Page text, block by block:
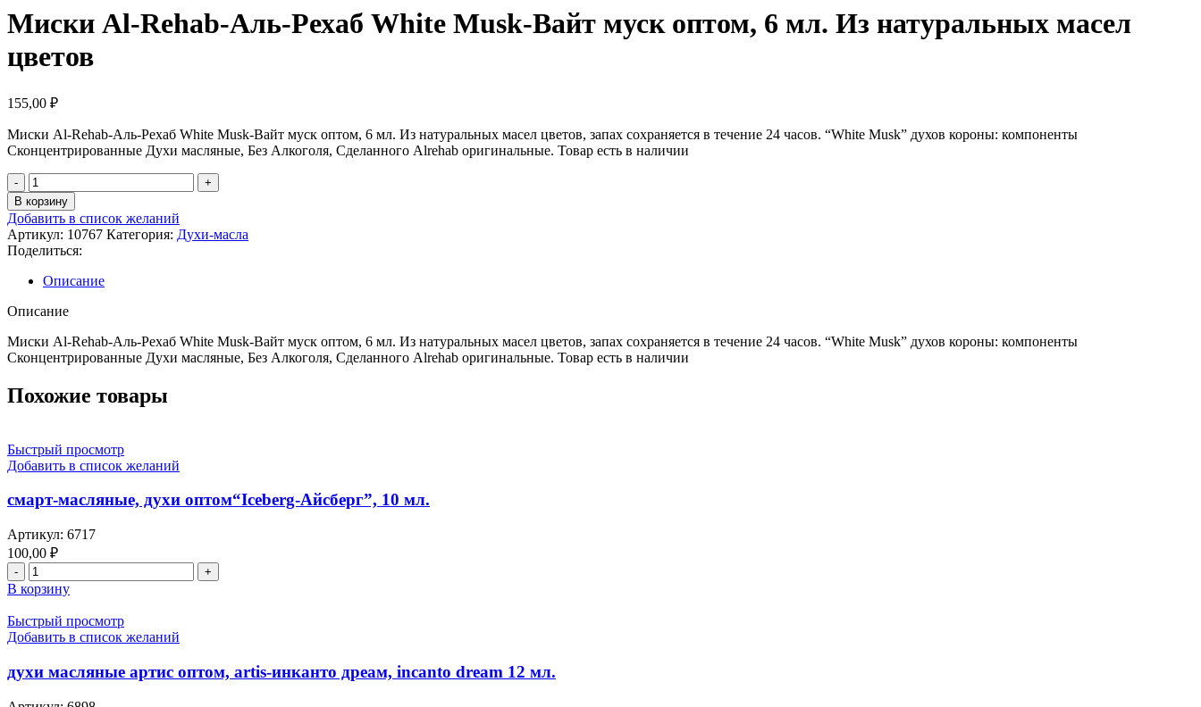
Миски Al-Rehab-Аль-Рехаб White Musk-Вайт муск оптом, 6 мл. Из натуральных масел
цветов
155,00 ₽
Миски Al-Rehab-Аль-Рехаб White Musk-Вайт муск оптом, 6 мл. Из натуральных масел цветов, запах сохраняется в течение 24 часов. “White Musk” духов короны: компоненты
Сконцентрированные Духи масляные, Без Алкоголя, Сделанного Alrehab оригинальные. Товар есть в наличии
В корзину
Добавить в список желаний
Артикул: 10767 Категория: Духи-масла
Поделиться:
Описание
Описание
Миски Al-Rehab-Аль-Рехаб White Musk-Вайт муск оптом, 6 мл. Из натуральных масел цветов, запах сохраняется в течение 24 часов. “White Musk” духов короны: компоненты
Сконцентрированные Духи масляные, Без Алкоголя, Сделанного Alrehab оригинальные. Товар есть в наличии
Похожие товары
Быстрый просмотр
Добавить в список желаний
cмарт-масляные, духи оптом“Iceberg-Айсберг”, 10 мл.
Артикул: 6717
100,00 ₽
В корзину
Быстрый просмотр
Добавить в список желаний
духи масляные артис оптом, artis-инканто дреам, incanto dream 12 мл.